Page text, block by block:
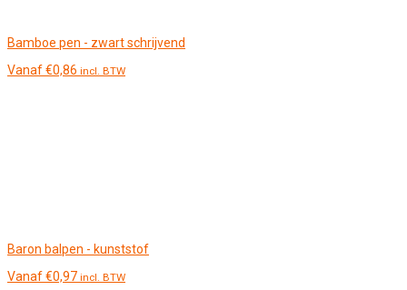
Bamboe pen - zwart schrijvend
Vanaf€0,86 incl. BTW
Baron balpen - kunststof
Vanaf€0,97 incl. BTW